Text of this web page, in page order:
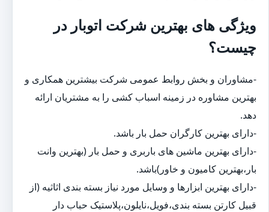
ویژگی های بهترین شرکت اتوبار در
چیست؟
-مشاوران و بخش روابط عمومی شرکت بیشترین همکاری و
بهترین مشاوره در زمینه اسباب کشی را به مشتریان ارائه
دهد.
-دارای بهترین کارگران حمل بار باشد.
-دارای بهترین ماشین های باربری و حمل بار (بهترین وانت
بار،بهترین کامیون و خاور)باشد.
-دارای بهترین ابزارها و وسایل مورد نیاز بسته بندی اثاثیه (از
قبیل کارتن بسته بندی،فویل،نایلون،پلاستیک حباب دار